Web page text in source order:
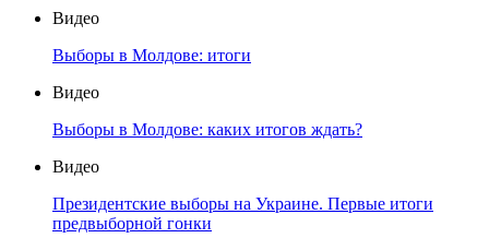
Видео
Выборы в Молдове: итоги
Видео
Выборы в Молдове: каких итогов ждать?
Видео
Президентские выборы на Украине. Первые итоги
предвыборной гонки